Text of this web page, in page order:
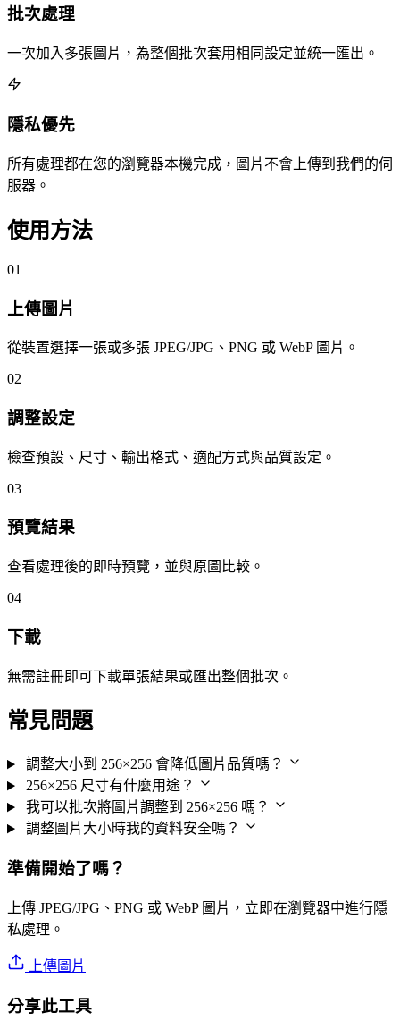
批次處理
一次加入多張圖片，為整個批次套用相同設定並統一匯出。
隱私優先
所有處理都在您的瀏覽器本機完成，圖片不會上傳到我們的伺
服器。
使用方法
01
上傳圖片
從裝置選擇一張或多張 JPEG/JPG、PNG 或 WebP 圖片。
02
調整設定
檢查預設、尺寸、輸出格式、適配方式與品質設定。
03
預覽結果
查看處理後的即時預覽，並與原圖比較。
04
下載
無需註冊即可下載單張結果或匯出整個批次。
常見問題
調整大小到 256×256 會降低圖片品質嗎？
256×256 尺寸有什麼用途？
我可以批次將圖片調整到 256×256 嗎？
調整圖片大小時我的資料安全嗎？
準備開始了嗎？
上傳 JPEG/JPG、PNG 或 WebP 圖片，立即在瀏覽器中進行隱
私處理。
上傳圖片
分享此工具